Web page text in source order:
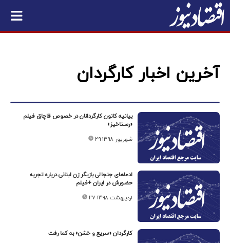
آخرین اخبار کارگردان
بیانیه کانون کارگردانان در خصوص قاچاق فیلم
«رستاخیز»
۲۹ شهریور ۱۳۹۸
ادعا‌های جنجالی بازیگر زن لبنانی درباره تجربه
حضورش در ایران +فیلم
۲۷ اردیبهشت ۱۳۹۸
کارگردان «سریع و خشن» به کما رفت